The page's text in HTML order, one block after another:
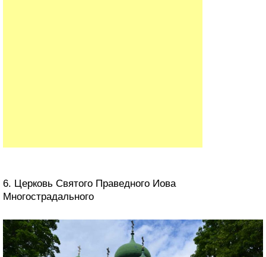
6. Церковь Святого Праведного Иова
Многострадального